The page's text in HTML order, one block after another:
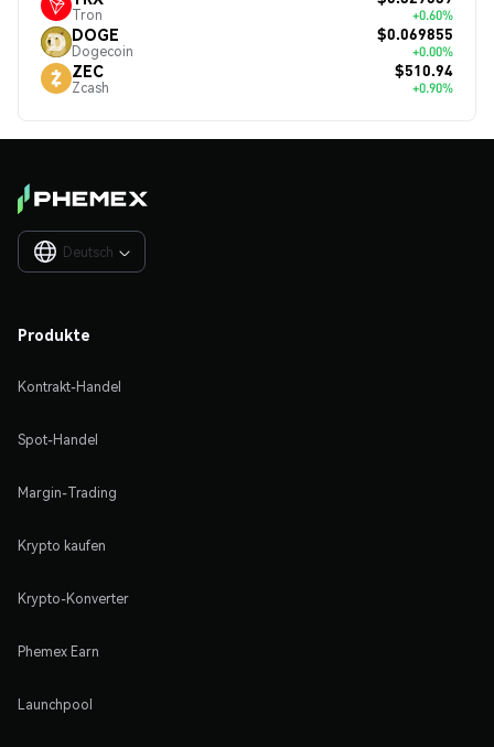
Tron +0.60%
DOGE
Dogecoin
$0.069855
+0.00%
ZEC
Zcash
$510.94
+0.90%
Deutsch 
Produkte
Kontrakt-Handel
Spot-Handel
Margin-Trading
Krypto kaufen
Krypto-Konverter
Phemex Earn
Launchpool